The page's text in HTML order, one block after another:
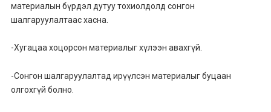
материалын бүрдэл дутуу тохиолдолд сонгон
шалгаруулалтаас хасна.
-Хугацаа хоцорсон материалыг хүлээн авахгүй.
-Сонгон шалгаруулалтад ирүүлсэн материалыг буцаан
олгохгүй болно.